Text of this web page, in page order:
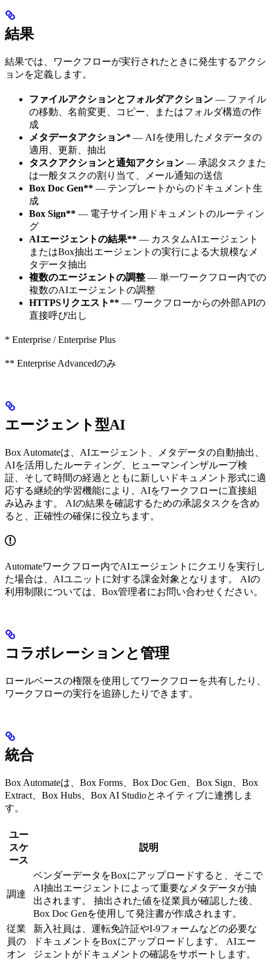
結果
結果では、ワークフローが実行されたときに発生するアクシ
ョンを定義します。
ファイルアクションとフォルダアクション — ファイル
の移動、名前変更、コピー、またはフォルダ構造の作
成
メタデータアクション* — AIを使用したメタデータの
適用、更新、抽出
タスクアクションと通知アクション — 承認タスクまた
は一般タスクの割り当て、メール通知の送信
Box Doc Gen** — テンプレートからのドキュメント生
成
Box Sign** — 電子サイン用ドキュメントのルーティン
グ
AIエージェントの結果** — カスタムAIエージェント
またはBox抽出エージェントの実行による大規模なメ
タデータ抽出
複数のエージェントの調整 — 単一ワークフロー内での
複数のAIエージェントの調整
HTTPSリクエスト** — ワークフローからの外部APIの
直接呼び出し
* Enterprise / Enterprise Plus
** Enterprise Advancedのみ
エージェント型AI
Box Automateは、AIエージェント、メタデータの自動抽出、
AIを活用したルーティング、ヒューマンインザループ検
証、そして時間の経過とともに新しいドキュメント形式に適
応する継続的学習機能により、AIをワークフローに直接組
み込みます。 AIの結果を確認するための承認タスクを含め
ると、正確性の確保に役立ちます。
Automateワークフロー内でAIエージェントにクエリを実行し
た場合は、AIユニットに対する課金対象となります。 AIの
利用制限については、Box管理者にお問い合わせください。
コラボレーションと管理
ロールベースの権限を使用してワークフローを共有したり、
ワークフローの実行を追跡したりできます。
統合
Box Automateは、Box Forms、Box Doc Gen、Box Sign、Box
Extract、Box Hubs、Box AI Studioとネイティブに連携しま
す。
ユー
スケ
ース
説明
調達
ベンダーデータをBoxにアップロードすると、そこで
AI抽出エージェントによって重要なメタデータが抽
出されます。 抽出された値を従業員が確認した後、
Box Doc Genを使用して発注書が作成されます。
従業
員の
オン
新入社員は、運転免許証やI-9フォームなどの必要な
ドキュメントをBoxにアップロードします。 AIエー
ジェントがドキュメントの確認をサポートします。